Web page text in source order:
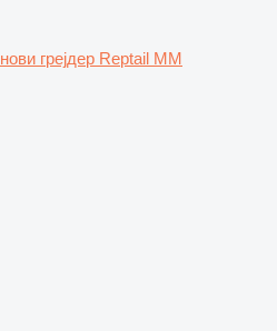
нови грејдер Reptail MM